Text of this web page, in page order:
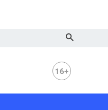
16+